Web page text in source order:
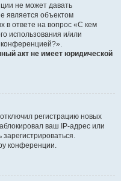
не может давать
является объектом
в ответе на вопрос «С кем
использования и/или
конференцией?».
акт не имеет юридической
регистрацию новых
ваш IP-адрес или
конференции.